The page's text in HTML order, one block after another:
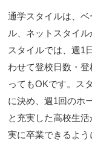
通学スタイルは、
ル、ネットスタイ
スタイルでは、週1
わせて登校日数・
ってもOKです。ス
に決め、週1回のホ
と充実した高校生
実に卒業できるよ